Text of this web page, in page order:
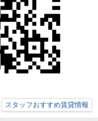
スタッフおすすめ賃貸情報